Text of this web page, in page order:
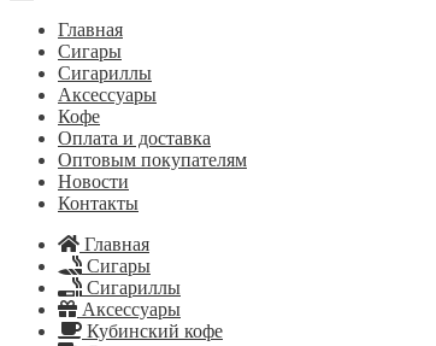
Главная
Сигары
Сигариллы
Аксессуары
Кофе
Оплата и доставка
Оптовым покупателям
Новости
Контакты
Главная
Сигары
Сигариллы
Аксессуары
Кубинский кофе